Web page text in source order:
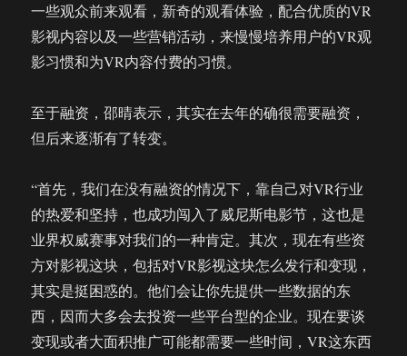
一些观众前来观看，新奇的观看体验，配合优质的VR
影视内容以及一些营销活动，来慢慢培养用户的VR观
影习惯和为VR内容付费的习惯。
至于融资，邵晴表示，其实在去年的确很需要融资，
但后来逐渐有了转变。
“首先，我们在没有融资的情况下，靠自己对VR行业
的热爱和坚持，也成功闯入了威尼斯电影节，这也是
业界权威赛事对我们的一种肯定。其次，现在有些资
方对影视这块，包括对VR影视这块怎么发行和变现，
其实是挺困惑的。他们会让你先提供一些数据的东
西，因而大多会去投资一些平台型的企业。现在要谈
变现或者大面积推广可能都需要一些时间，VR这东西